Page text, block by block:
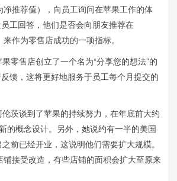
净推荐值），向员工询问在苹果工作的体
工回答，他们是否会向朋友推荐在
作为零售店成功的一项指标。
零售店创立了一个名为“分享您的想法”的
馈，这将更好地服务于员工每个月提交的
茨谈到了苹果的持续努力，在年底前大约
的概念设计。另外，她说约有一半的美国
前已经开业，这说明他们需要扩大规模。
接受改造，有些店铺的面积会扩大至原来